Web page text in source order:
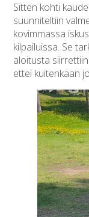
Sitten kohti
suunniteltiin
kovimmassa
kilpailuissa. Se
aloitusta
ettei kuitenkaan